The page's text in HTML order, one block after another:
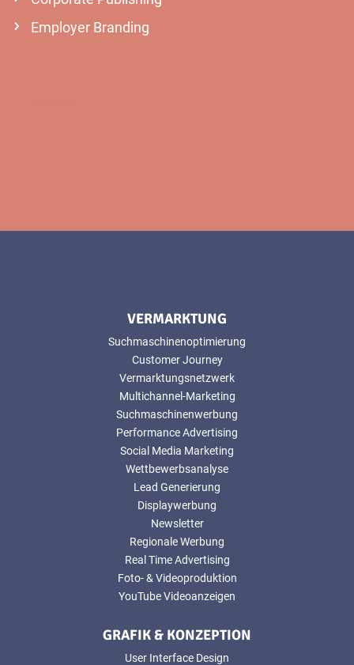
Employer Branding
VERMARKTUNG
Suchmaschinenoptimierung
Customer Journey
Vermarktungsnetzwerk
Multichannel-Marketing
Suchmaschinenwerbung
Performance Advertising
Social Media Marketing
Wettbewerbsanalyse
Lead Generierung
Displaywerbung
Newsletter
Regionale Werbung
Real Time Advertising
Foto- & Videoproduktion
YouTube Videoanzeigen
GRAFIK & KONZEPTION
User Interface Design